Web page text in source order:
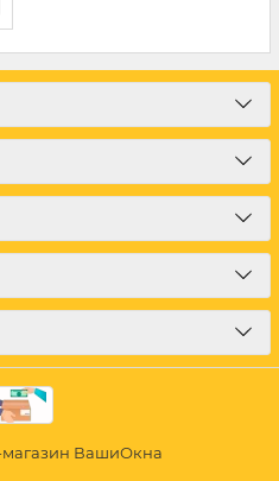
магазин ВашиОкна